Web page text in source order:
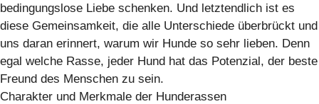
bedingungslose Liebe schenken. Und letztendlich ist es
diese Gemeinsamkeit, die alle Unterschiede überbrückt und
uns daran erinnert, warum wir Hunde so sehr lieben. Denn
egal welche Rasse, jeder Hund hat das Potenzial, der beste
Freund des Menschen zu sein.
Charakter und Merkmale der Hunderassen